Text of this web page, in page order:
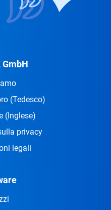
GmbH
(Tedesco)
(Inglese)
privacy
legali